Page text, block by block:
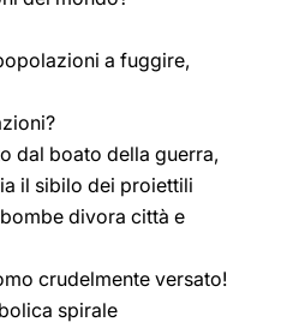
a fuggire,
dal boato della guerra,
il sibilo dei proiettili
divora città e
crudelmente versato!
spirale